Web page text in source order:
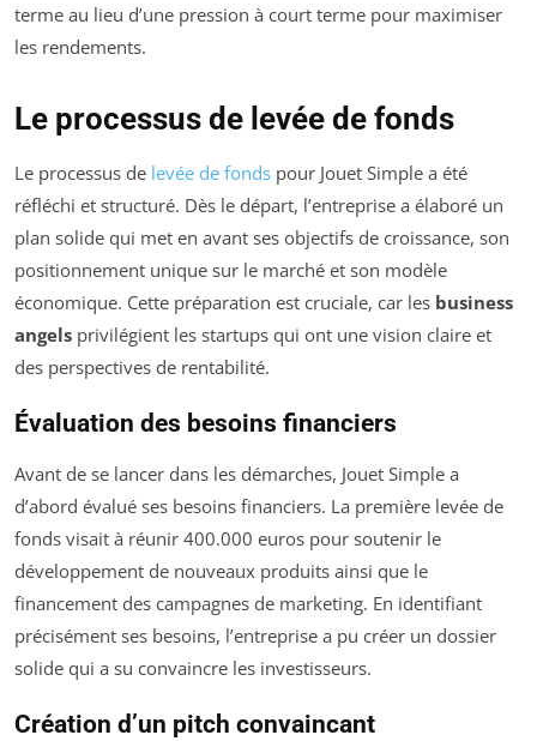
terme au lieu d’une pression à court terme pour maximiser
les rendements.
Le processus de levée de fonds
Le processus de levée de fonds pour Jouet Simple a été
réfléchi et structuré. Dès le départ, l’entreprise a élaboré un
plan solide qui met en avant ses objectifs de croissance, son
positionnement unique sur le marché et son modèle
économique. Cette préparation est cruciale, car les business
angels privilégient les startups qui ont une vision claire et
des perspectives de rentabilité.
Évaluation des besoins financiers
Avant de se lancer dans les démarches, Jouet Simple a
d’abord évalué ses besoins financiers. La première levée de
fonds visait à réunir 400.000 euros pour soutenir le
développement de nouveaux produits ainsi que le
financement des campagnes de marketing. En identifiant
précisément ses besoins, l’entreprise a pu créer un dossier
solide qui a su convaincre les investisseurs.
Création d’un pitch convaincant